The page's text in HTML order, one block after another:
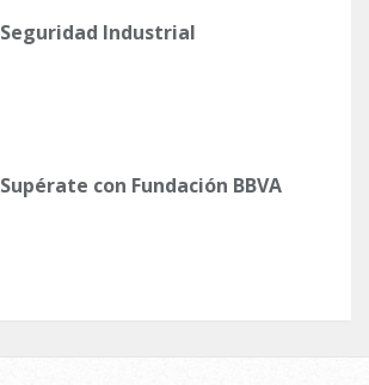
Seguridad Industrial
Supérate con Fundación BBVA